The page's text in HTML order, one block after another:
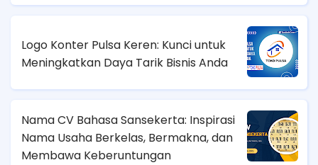
Logo Konter Pulsa Keren: Kunci untuk
Meningkatkan Daya Tarik Bisnis Anda
Nama CV Bahasa Sansekerta: Inspirasi
Nama Usaha Berkelas, Bermakna, dan
Membawa Keberuntungan